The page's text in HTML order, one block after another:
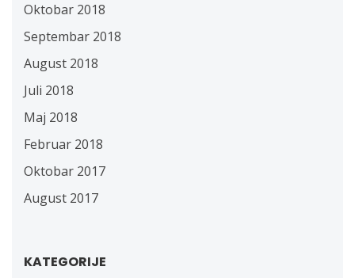
Oktobar 2018
Septembar 2018
August 2018
Juli 2018
Maj 2018
Februar 2018
Oktobar 2017
August 2017
KATEGORIJE